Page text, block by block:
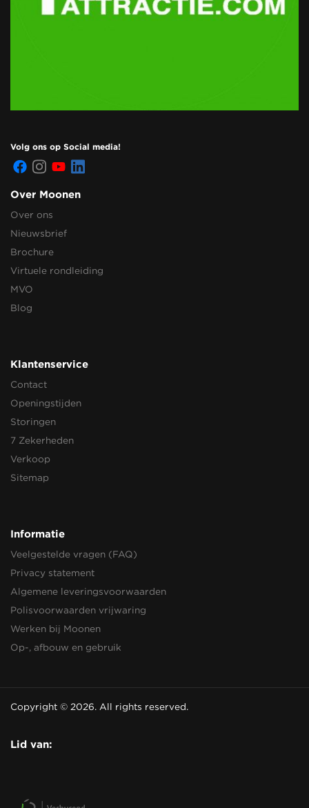
Volg ons op Social media!
Over Moonen
Over ons
Nieuwsbrief
Brochure
Virtuele rondleiding
MVO
Blog
Klantenservice
Contact
Openingstijden
Storingen
7 Zekerheden
Verkoop
Sitemap
Informatie
Veelgestelde vragen (FAQ)
Privacy statement
Algemene leveringsvoorwaarden
Polisvoorwaarden vrijwaring
Werken bij Moonen
Op-, afbouw en gebruik
Copyright © 2026. All rights reserved.
Lid van: